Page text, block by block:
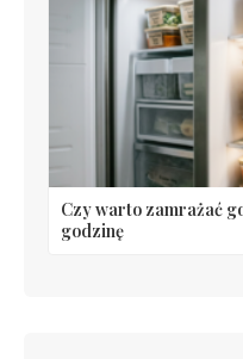
Czy warto zamrażać
godzinę